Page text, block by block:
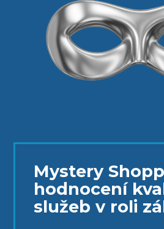
Mystery
hodnocení
služeb v roli